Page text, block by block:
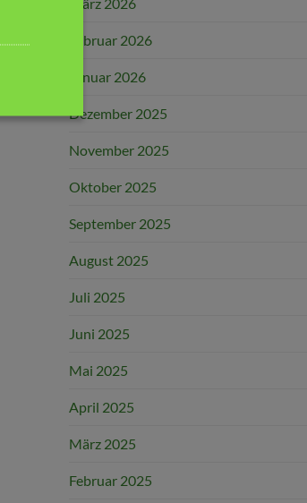
Februar 2026
Januar 2026
Dezember 2025
November 2025
Oktober 2025
September 2025
August 2025
Juli 2025
Juni 2025
Mai 2025
April 2025
März 2025
Februar 2025